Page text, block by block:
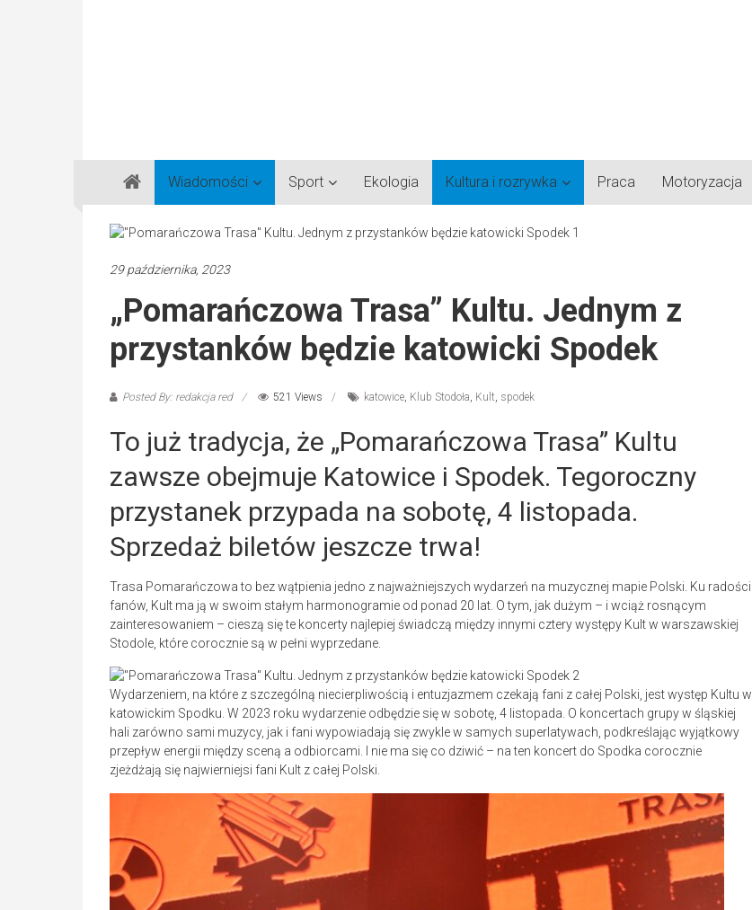
Gazeta
Regionalna
Częstochowa,
Lubliniec,
Wiadomości Sport Ekologia Kultura i rozrywka Praca Motoryzacja
29 października, 2023
„Pomarańczowa Trasa” Kultu. Jednym z
przystanków będzie katowicki Spodek
Posted By: redakcja red 521 Views katowice, Klub Stodoła, Kult, spodek
To już tradycja, że „Pomarańczowa Trasa” Kultu
zawsze obejmuje Katowice i Spodek. Tegoroczny
przystanek przypada na sobotę, 4 listopada.
Sprzedaż biletów jeszcze trwa!
Trasa Pomarańczowa to bez wątpienia jedno z najważniejszych wydarzeń na muzycznej mapie Polski. Ku radości
fanów, Kult ma ją w swoim stałym harmonogramie od ponad 20 lat. O tym, jak dużym – i wciąż rosnącym
zainteresowaniem – cieszą się te koncerty najlepiej świadczą między innymi cztery występy Kult w warszawskiej
Stodole, które corocznie są w pełni wyprzedane.
Wydarzeniem, na które z szczególną niecierpliwością i entuzjazmem czekają fani z całej Polski, jest występ Kultu w
katowickim Spodku. W 2023 roku wydarzenie odbędzie się w sobotę, 4 listopada. O koncertach grupy w śląskiej
hali zarówno sami muzycy, jak i fani wypowiadają się zwykle w samych superlatywach, podkreślając wyjątkowy
przepływ energii między sceną a odbiorcami. I nie ma się co dziwić – na ten koncert do Spodka corocznie
zjeżdżają się najwierniejsi fani Kult z całej Polski.